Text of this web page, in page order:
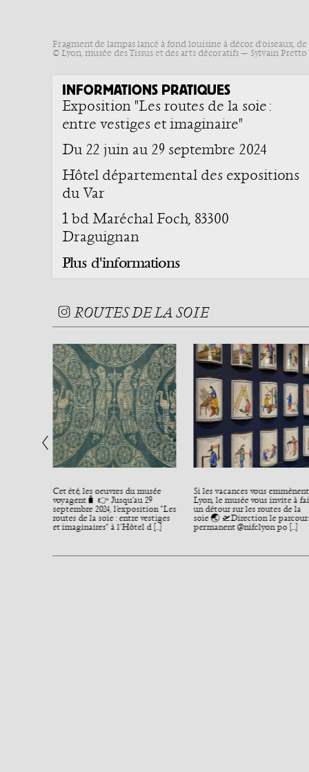
Fragment de lampas lancé à fond louisine à décor d'oiseaux, de
© Lyon, musée des Tissus et des arts décoratifs — Sylvain Pretto
INFORMATIONS PRATIQUES
Exposition "Les routes de la soie :
entre vestiges et imaginaire"
Du 22 juin au 29 septembre 2024
Hôtel départemental des expositions
du Var
1 bd Maréchal Foch, 83300
Draguignan
Plus d'informations
ROUTES DE LA SOIE
Cet été, les oeuvres du musée
voyagent🧳 👉 Jusqu’au 29
septembre 2024, l’exposition "Les
routes de la soie : entre vestiges
et imaginaires" à l’Hôtel d [...]
Si les vacances vous
Lyon, le musée vous invite à
un détour sur les routes de la
soie 🌏 🛫Direction le
permanent @nifclyon po [...]